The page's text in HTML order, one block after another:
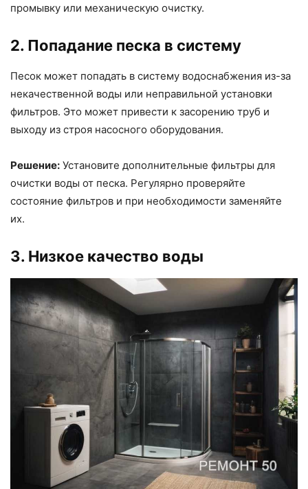
промывку или механическую очистку.
2. Попадание песка в систему
Песок может попадать в систему водоснабжения из-за
некачественной воды или неправильной установки
фильтров. Это может привести к засорению труб и
выходу из строя насосного оборудования.
Решение: Установите дополнительные фильтры для
очистки воды от песка. Регулярно проверяйте
состояние фильтров и при необходимости заменяйте
их.
3. Низкое качество воды